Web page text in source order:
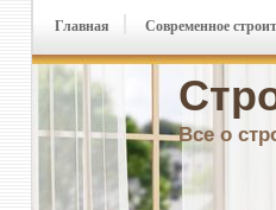
Все о
Главная Современное